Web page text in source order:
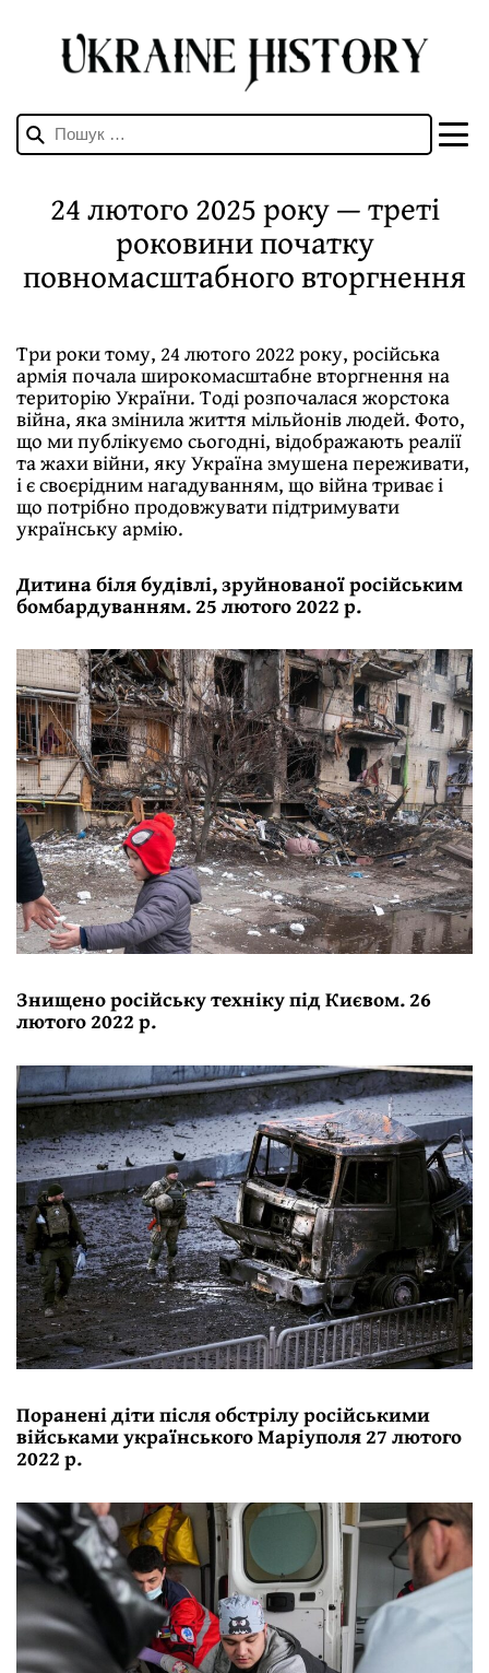
Пошук:
24 лютого 2025 року — треті
роковини початку
повномасштабного вторгнення
Три роки тому, 24 лютого 2022 року, російська
армія почала широкомасштабне вторгнення на
територію України. Тоді розпочалася жорстока
війна, яка змінила життя мільйонів людей. Фото,
що ми публікуємо сьогодні, відображають реалії
та жахи війни, яку Україна змушена переживати,
і є своєрідним нагадуванням, що війна триває і
що потрібно продовжувати підтримувати
українську армію.
Дитина біля будівлі, зруйнованої російським
бомбардуванням. 25 лютого 2022 р.
Знищено російську техніку під Києвом. 26
лютого 2022 р.
Поранені діти після обстрілу російськими
військами українського Маріуполя 27 лютого
2022 р.